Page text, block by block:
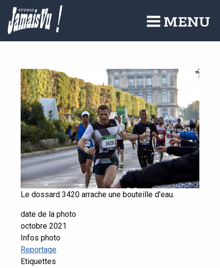
Aller
contenu
principal
MENU
Le dossard 3420 arrache une bouteille d'eau.
date de la photo
octobre 2021
Infos photo
Reportage
Etiquettes